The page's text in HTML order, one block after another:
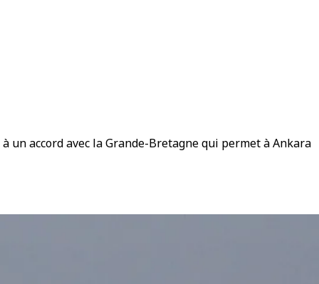
un accord avec la Grande-Bretagne qui permet à Ankara